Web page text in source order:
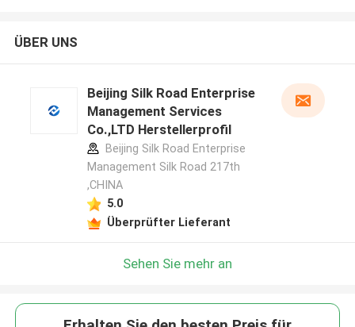
ÜBER UNS
Beijing Silk Road Enterprise
Management Services
Co.,LTD Herstellerprofil
Beijing Silk Road Enterprise
Management Silk Road 217th
,CHINA
5.0
Überprüfter Lieferant
Sehen Sie mehr an